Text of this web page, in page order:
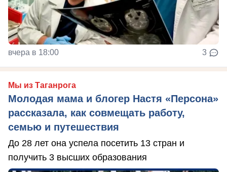
вчера в 18:00 3
Мы из Таганрога
Молодая мама и блогер Настя «Персона»
рассказала, как совмещать работу,
семью и путешествия
До 28 лет она успела посетить 13 стран и
получить 3 высших образования